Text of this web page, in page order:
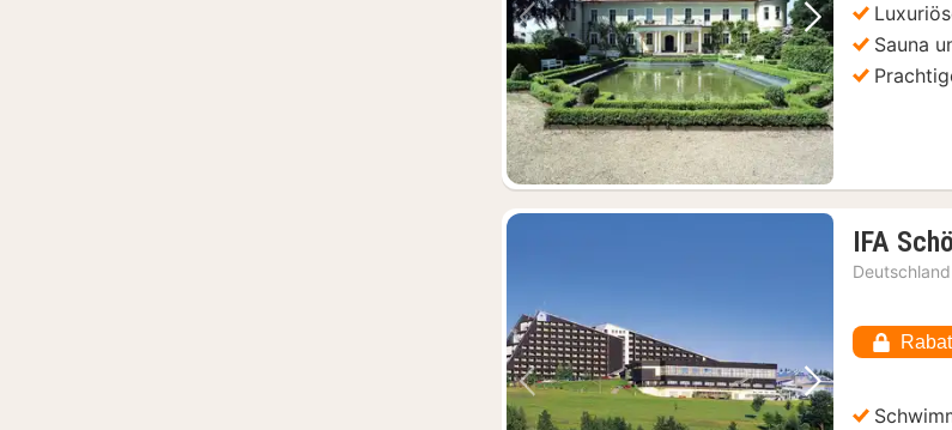
Vorheriges Bild Nächstes
Sauna
Vorheriges Bild Nächstes Bild
IFA
Deutschland